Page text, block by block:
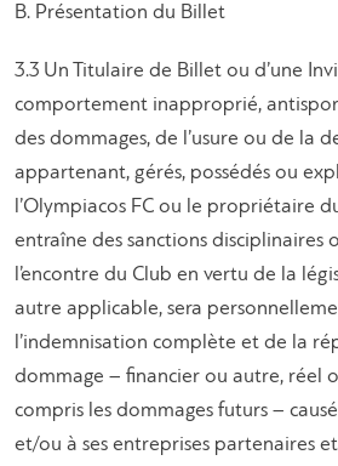
Β. Présentation du Billet
3.3 Un Titulaire de Billet ou d’une
comportement inapproprié,
des dommages, de l’usure ou de la
appartenant, gérés, possédés ou
l’Olympiacos FC ou le propriétaire
entraîne des sanctions disciplinaires
l’encontre du Club en vertu de la
autre applicable, sera
l’indemnisation complète et de la
dommage – financier ou autre, réel
compris les dommages futurs –
et/ou à ses entreprises partenaires